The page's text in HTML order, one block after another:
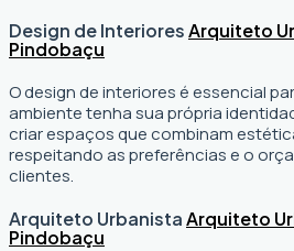
Design de InterioresArquiteto
Pindobaçu
O design de interiores é essencial
ambiente tenha sua própria
criar espaços que combinam
respeitando as preferências e o
clientes.
Arquiteto UrbanistaArquiteto
Pindobaçu